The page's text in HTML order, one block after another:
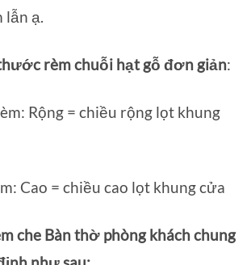
lẫn ạ.
rèm chuỗi hạt gỗ đơn giản:
Rộng = chiều rộng lọt khung
Cao = chiều cao lọt khung cửa
che Bàn thờ phòng khách chung